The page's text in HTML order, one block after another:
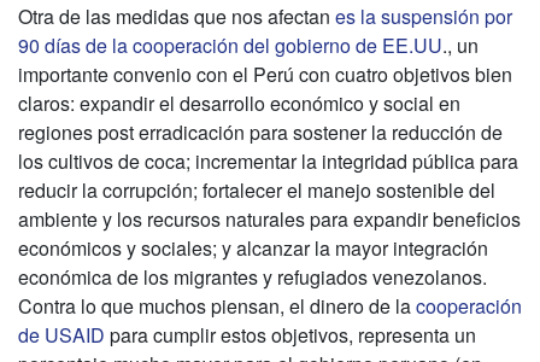
Otra de las medidas que nos afectan es la suspensión por
90 días de la cooperación del gobierno de EE.UU., un
importante convenio con el Perú con cuatro objetivos bien
claros: expandir el desarrollo económico y social en
regiones post erradicación para sostener la reducción de
los cultivos de coca; incrementar la integridad pública para
reducir la corrupción; fortalecer el manejo sostenible del
ambiente y los recursos naturales para expandir beneficios
económicos y sociales; y alcanzar la mayor integración
económica de los migrantes y refugiados venezolanos.
Contra lo que muchos piensan, el dinero de lacooperación
de USAID para cumplir estos objetivos, representa un